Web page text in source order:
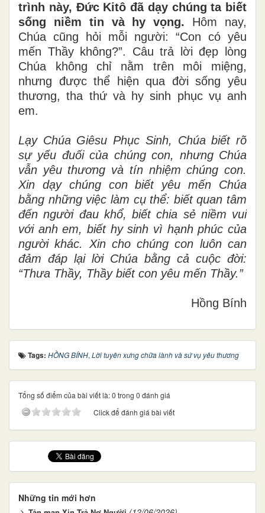
trình này, Đức Kitô đã dạy chúng ta biết
sống niềm tin và hy vọng. Hôm nay,
Chúa cũng hỏi mỗi người: “Con có yêu
mến Thầy không?”. Câu trả lời đẹp lòng
Chúa không chỉ nằm trên môi miệng,
nhưng được thể hiện qua đời sống yêu
thương, tha thứ và hy sinh phục vụ anh
em.
Lạy Chúa Giêsu Phục Sinh, Chúa biết rõ
sự yếu đuối của chúng con, nhưng Chúa
vẫn yêu thương và tín nhiệm chúng con.
Xin dạy chúng con biết yêu mến Chúa
bằng những việc làm cụ thể: biết quan tâm
đến người đau khổ, biết chia sẻ niềm vui
với anh em, biết hy sinh vì hạnh phúc của
người khác. Xin cho chúng con luôn can
đảm đáp lại lời Chúa bằng cả cuộc đời:
“Thưa Thầy, Thầy biết con yêu mến Thầy.”
Hồng Bính
Tags: HỒNG BÍNH, Lời tuyên xưng chữa lành và sứ vụ yêu thương
Tổng số điểm của bài viết là: 0 trong 0 đánh giá
Click để đánh giá bài viết
Những tin mới hơn